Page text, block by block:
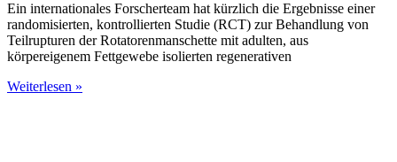
Ein internationales Forscherteam hat kürzlich die Ergebnisse einer
randomisierten, kontrollierten Studie (RCT) zur Behandlung von
Teilrupturen der Rotatorenmanschette mit adulten, aus
körpereigenem Fettgewebe isolierten regenerativen
Weiterlesen »